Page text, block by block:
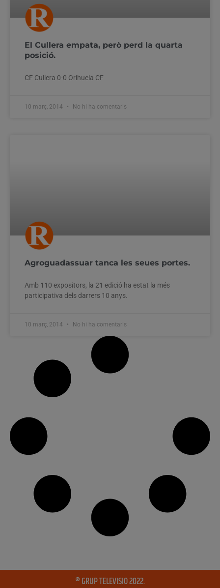
El Cullera empata, però perd la quarta
posició.
CF Cullera 0-0 Orihuela CF
10 març, 2014 No hi ha comentaris
Agroguadassuar tanca les seues portes.
Amb 110 expositors, la 21 edició ha estat la més
participativa dels darrers 10 anys.
10 març, 2014 No hi ha comentaris
® GRUP TELEVISIO 2022.